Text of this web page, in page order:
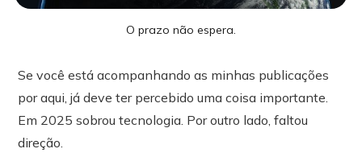
O prazo não espera.
Se você está acompanhando as minhas publicações
por aqui, já deve ter percebido uma coisa importante.
Em 2025 sobrou tecnologia. Por outro lado, faltou
direção.